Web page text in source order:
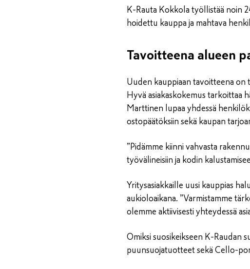
K-Rauta Kokkola työllistää noin
hoidettu kauppa ja mahtava
Tavoitteena alueen
Uuden kauppiaan tavoitteena on
Hyvä asiakaskokemus tarkoittaa
Marttinen lupaa yhdessä
ostopäätöksiin sekä kaupan
”Pidämme kiinni vahvasta
työvälineisiin ja kodin
Yritysasiakkaille uusi kauppias
aukioloaikana. ”Varmistamme
olemme aktiivisesti yhteydessä
Omiksi suosikeikseen K-Raudan
puunsuojatuotteet sekä Cello-